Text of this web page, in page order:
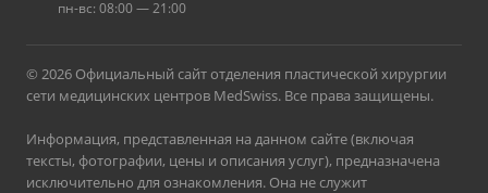
пн-вс: 08:00 — 21:00
© 2026 Официальный сайт отделения пластической хирургии
сети медицинских центров MedSwiss. Все права защищены.
Информация, представленная на данном сайте (включая
тексты, фотографии, цены и описания услуг), предназначена
исключительно для ознакомления. Она не служит